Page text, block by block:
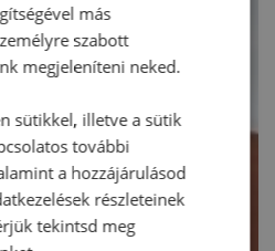
más
szabott
megjeleníteni neked.
sütikkel, illetve a sütik
további
a hozzájárulásod
részleteinek
tekintsd meg